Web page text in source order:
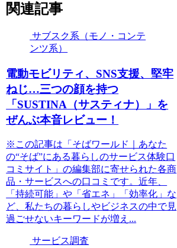
関連記事
サブスク系（モノ・コンテ
ンツ系）
電動モビリティ、SNS支援、堅牢
ねじ…三つの顔を持つ
「SUSTINA（サスティナ）」を
ぜんぶ本音レビュー！
※この記事は「そばワールド｜あなた
の“そば”にある暮らしのサービス体験口
コミサイト」の編集部に寄せられた各商
品・サービスへの口コミです。近年、
「持続可能」や「省エネ」「効率化」な
ど、私たちの暮らしやビジネスの中で見
過ごせないキーワードが増え...
サービス調査